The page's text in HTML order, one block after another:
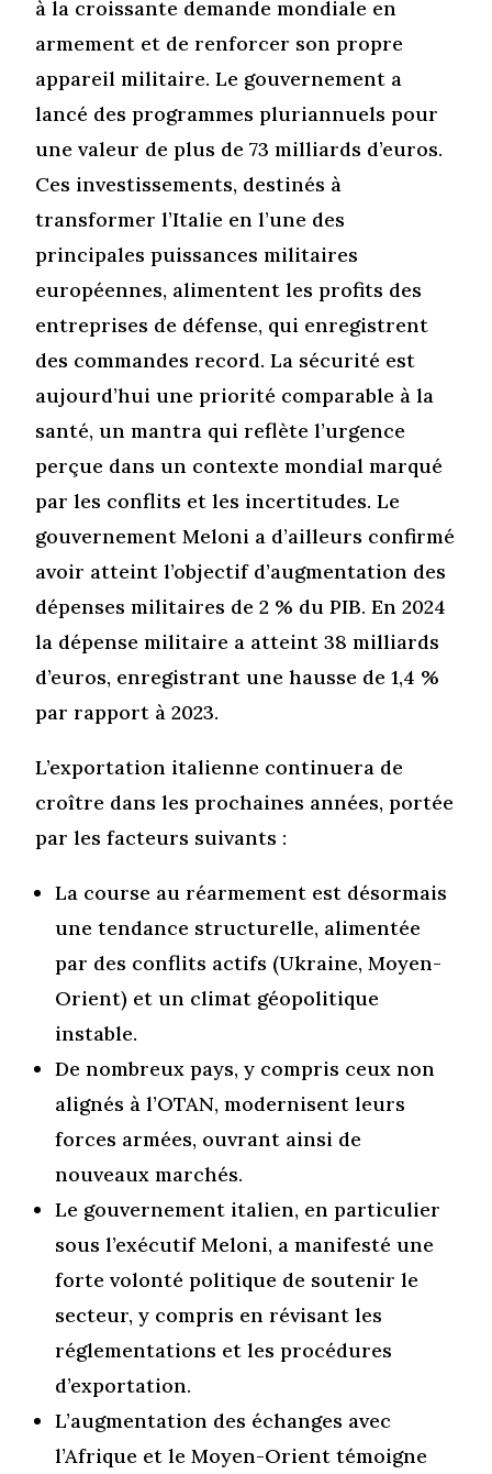
à la croissante demande mondiale en
armement et de renforcer son propre
appareil militaire. Le gouvernement a
lancé des programmes pluriannuels pour
une valeur de plus de 73 milliards d’euros.
Ces investissements, destinés à
transformer l’Italie en l’une des
principales puissances militaires
européennes, alimentent les profits des
entreprises de défense, qui enregistrent
des commandes record. La sécurité est
aujourd’hui une priorité comparable à la
santé, un mantra qui reflète l’urgence
perçue dans un contexte mondial marqué
par les conflits et les incertitudes. Le
gouvernement Meloni a d’ailleurs confirmé
avoir atteint l’objectif d’augmentation des
dépenses militaires de 2 % du PIB. En 2024
la dépense militaire a atteint 38 milliards
d’euros, enregistrant une hausse de 1,4 %
par rapport à 2023.
L’exportation italienne continuera de
croître dans les prochaines années, portée
par les facteurs suivants :
La course au réarmement est désormais
une tendance structurelle, alimentée
par des conflits actifs (Ukraine, Moyen-
Orient) et un climat géopolitique
instable.
De nombreux pays, y compris ceux non
alignés à l’OTAN, modernisent leurs
forces armées, ouvrant ainsi de
nouveaux marchés.
Le gouvernement italien, en particulier
sous l’exécutif Meloni, a manifesté une
forte volonté politique de soutenir le
secteur, y compris en révisant les
réglementations et les procédures
d’exportation.
L’augmentation des échanges avec
l’Afrique et le Moyen-Orient témoigne